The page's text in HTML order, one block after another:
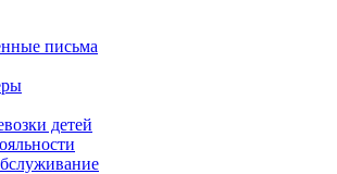
письма
детей